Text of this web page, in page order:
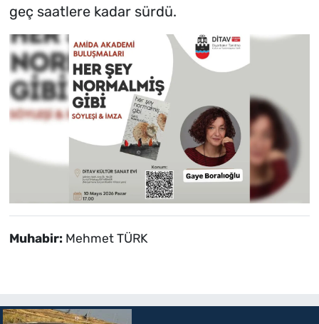
geç saatlere kadar sürdü.
Muhabir: Mehmet TÜRK